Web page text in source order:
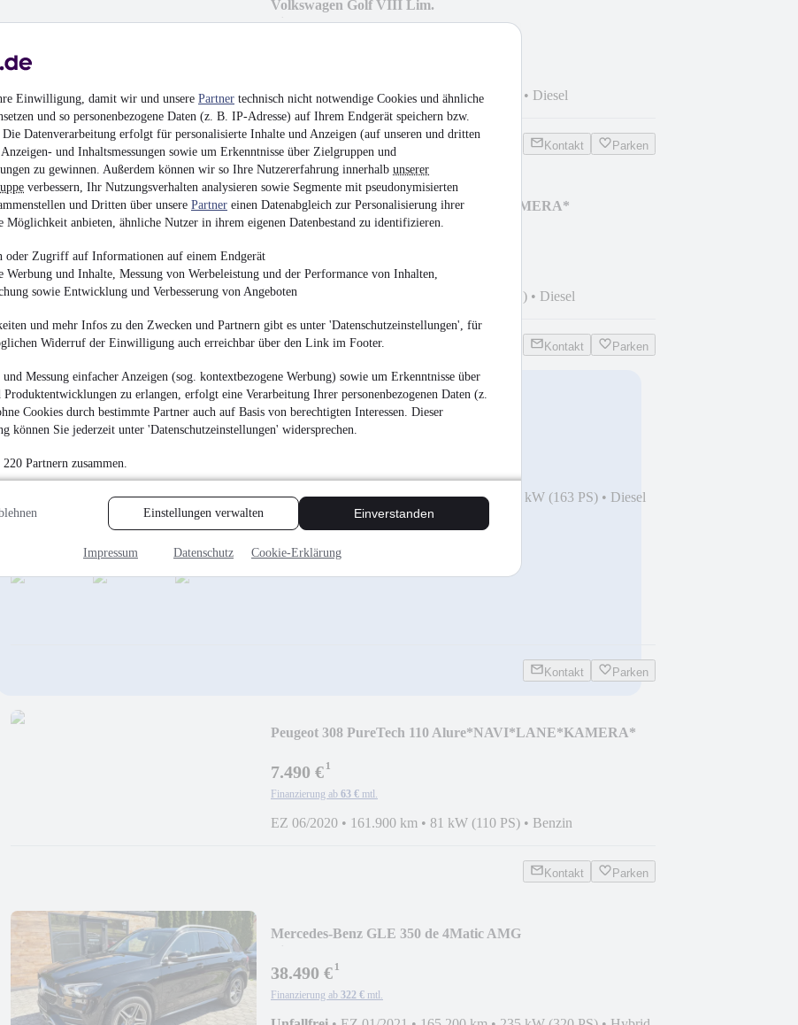
Einwilligung, damit wir und unsere Partner technisch nicht notwendige Cookies und ähnliche
und so personenbezogene Daten (z. B. IP-Adresse) auf Ihrem Endgerät speichern bzw.
Datenverarbeitung erfolgt für personalisierte Inhalte und Anzeigen (auf unseren und dritten
und Inhaltsmessungen sowie um Erkenntnisse über Zielgruppen und
zu gewinnen. Außerdem können wir so Ihre Nutzererfahrung innerhalb unserer
verbessern, Ihr Nutzungsverhalten analysieren sowie Segmente mit pseudonymisierten
und Dritten über unsere Partner einen Datenabgleich zur Personalisierung ihrer
Möglichkeit anbieten, ähnliche Nutzer in ihrem eigenen Datenbestand zu identifizieren.
oder Zugriff auf Informationen auf einem Endgerät
Werbung und Inhalte, Messung von Werbeleistung und der Performance von Inhalten,
sowie Entwicklung und Verbesserung von Angeboten
und mehr Infos zu den Zwecken und Partnern gibt es unter 'Datenschutzeinstellungen', für
Widerruf der Einwilligung auch erreichbar über den Link im Footer.
Messung einfacher Anzeigen (sog. kontextbezogene Werbung) sowie um Erkenntnisse über
zu erlangen, erfolgt eine Verarbeitung Ihrer personenbezogenen Daten (z.
Cookies durch bestimmte Partner auch auf Basis von berechtigten Interessen. Dieser
können Sie jederzeit unter 'Datenschutzeinstellungen' widersprechen.
Partnern zusammen.
Einstellungen verwalten Einverstanden
Impressum Datenschutz Cookie-Erklärung
Volkswagen Golf VIII Lim.
Life*NAVI*AMBIENTAL*KAMERA*
EZ 05/2022•184.900 km •85 kW (116 PS) • Diesel
Kontakt Parken
Audi A4 Avant 30 TDI *NAVI*LED*KAMERA*
Finanzierung ab
EZ 11/2023 100 kW (136 PS) • Diesel
Kontakt Parken
Audi Q5 35 TDI S
line*BLACK*VIRTUAL*MATRIX*KAM*TOT*
Unfallfrei•EZ 03/2024•163.370 km• 120 kW (163 PS) • Diesel
Kontakt Parken
Peugeot 308 PureTech 110 Alure*NAVI*LANE*KAMERA*
7.490 €¹
Finanzierung ab 63 € mtl.
EZ 06/2020 • 161.900 km • 81 kW (110 PS) • Benzin
Kontakt Parken
Mercedes-Benz GLE 350 de 4Matic AMG
38.490 €¹
Finanzierung ab 322 € mtl.